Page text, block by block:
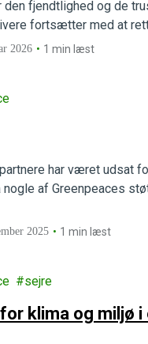
fjendtlighed og de
fortsætter med at
2026 1 min læst
har været udsat
nogle af Greenpeaces
2025 1 min læst
sejre
klima og miljø